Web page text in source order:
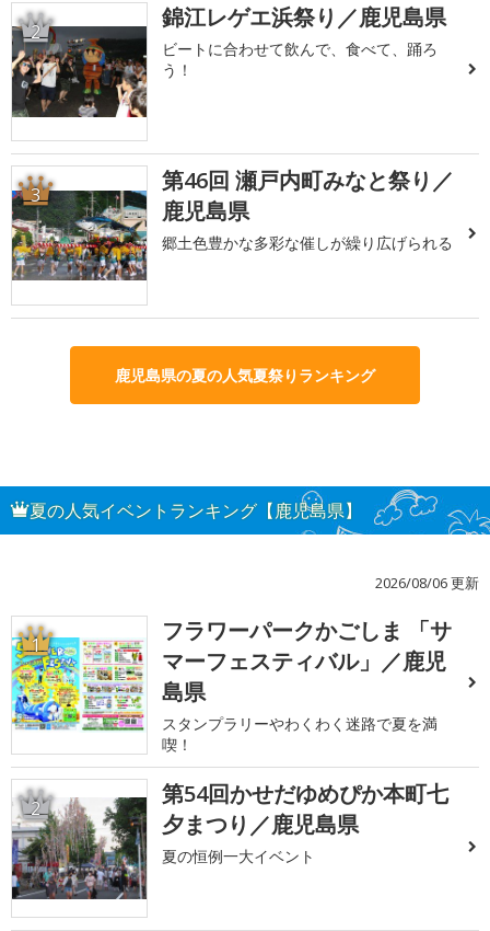
2 錦江レゲエ浜祭り／鹿児島県
ビートに合わせて飲んで、食べて、踊ろ
う！
3
第46回 瀬戸内町みなと祭り／
鹿児島県
郷土色豊かな多彩な催しが繰り広げられる
鹿児島県の夏の人気夏祭りランキング
夏の人気イベントランキング【鹿児島県】
2026/08/06 更新
1
フラワーパークかごしま 「サ
マーフェスティバル」／鹿児
島県
スタンプラリーやわくわく迷路で夏を満
喫！
2
第54回かせだゆめぴか本町七
夕まつり／鹿児島県
夏の恒例一大イベント